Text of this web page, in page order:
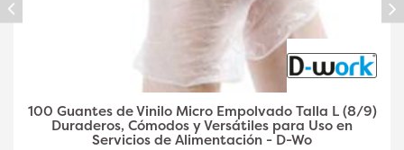
100 Guantes de Nitrilo Negro Sin Polvo Talla S (6/7)
Resistentes y Cómodos Uso Alimentario o
Profesional - D-Work